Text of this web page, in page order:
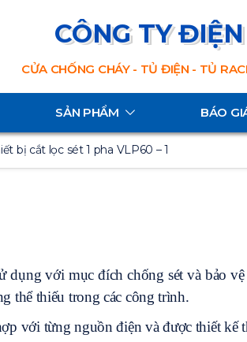
CÔNG TY
CỬA CHỐNG CHÁY - TỦ ĐIỆN - TỦ
SẢN PHẨM BÁO
bị cắt lọc sét 1 pha VLP60 – 1
dụng với mục đích chống sét và bảo
thể thiếu trong các công trình.
với từng nguồn điện và được thiết kế